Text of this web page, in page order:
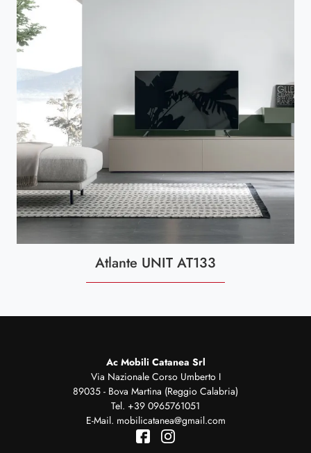
Atlante UNIT AT133
Ac Mobili Catanea Srl
Via Nazionale Corso Umberto I
89035 - Bova Martina (Reggio Calabria)
Tel. +39 0965761051
E-Mail. mobilicatanea@gmail.com